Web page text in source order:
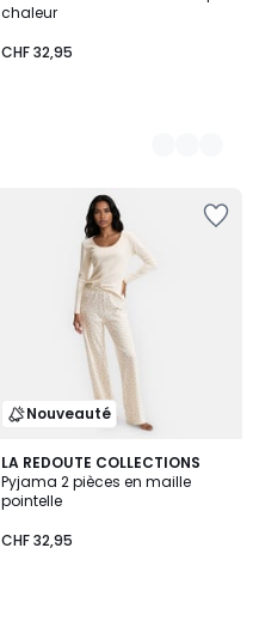
chaleur
CHF 32,95
Nouveauté
LA REDOUTE COLLECTIONS
Pyjama 2 pièces en maille
pointelle
CHF 32,95